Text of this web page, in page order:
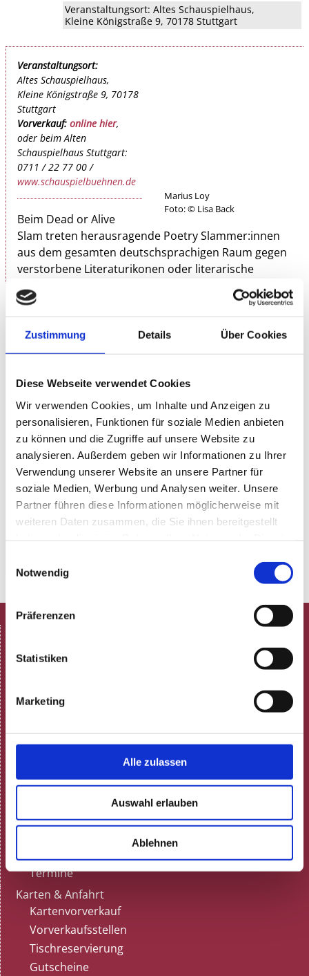
Zustimmung Details Über Cookies
Diese Webseite verwendet Cookies
Wir verwenden Cookies, um Inhalte und Anzeigen zu
personalisieren, Funktionen für soziale Medien anbieten
zu können und die Zugriffe auf unsere Website zu
analysieren. Außerdem geben wir Informationen zu Ihrer
Verwendung unserer Website an unsere Partner für
soziale Medien, Werbung und Analysen weiter. Unsere
Partner führen diese Informationen möglicherweise mit
weiteren Daten zusammen, die Sie ihnen bereitgestellt
Notwendig
Präferenzen
Statistiken
Marketing
Alle zulassen
Auswahl erlauben
Ablehnen
Veranstaltungsort:Altes Schauspielhaus,
Kleine Königstraße 9, 70178 Stuttgart
Marius Loy
Foto: © Lisa Back
Veranstaltungsort:
Altes Schauspielhaus,
Kleine Königstraße 9, 70178
Stuttgart
Vorverkauf: online hier,
oder beim Alten
Schauspielhaus Stuttgart:
0711 / 22 77 00 /
www.schauspielbuehnen.de
Beim Dead or Alive
Slam treten herausragende Poetry Slammer:innen
aus dem gesamten deutschsprachigen Raum gegen
verstorbene Literaturikonen oder literarische
Figuren an. Während die einen mit eigenen Texten
antreten, schicken die anderen ihre Werke aus dem
Jenseits ins Rennen – verkörpert von Mitgliedern des
Ensembles der Schauspielbühnen Stuttgart.
zwischen Epochen, Stilen und Temperamenten.
Klassik trifft auf Gegenwart, Versmaß auf Freestyle,
Goethe auf Grenzgang. Und am Ende entscheidet
das Publikum:
Wer gewinnt das Wortgefecht – Dead or Alive?
Eine Kooperation des Rosenau Kultur e.V. und den
Schauspielbühnen Stuttgart.
Spielplan
Neulich in der Rosenau!
Gastronomie
Feiern
Tisch reservieren
Gästestimmen bei Google
Dunkelrestaurant
Termine
Karten & Anfahrt
Kartenvorverkauf
Vorverkaufsstellen
Tischreservierung
Gutscheine